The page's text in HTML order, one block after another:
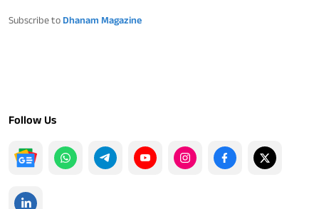
Subscribe to Dhanam Magazine
Follow Us